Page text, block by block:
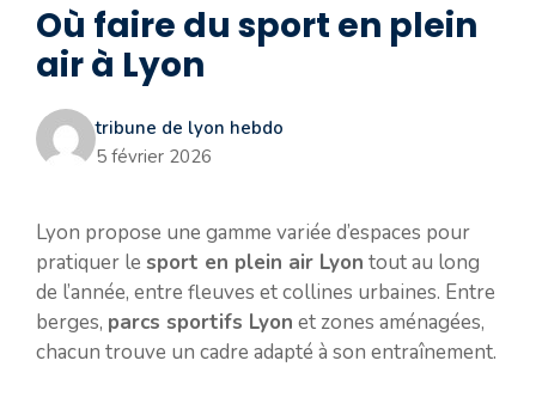
Où faire du sport en plein
air à Lyon
tribune de lyon hebdo
5 février 2026
Lyon propose une gamme variée d’espaces pour
pratiquer le sport en plein air Lyon tout au long
de l’année, entre fleuves et collines urbaines. Entre
berges, parcs sportifs Lyon et zones aménagées,
chacun trouve un cadre adapté à son entraînement.